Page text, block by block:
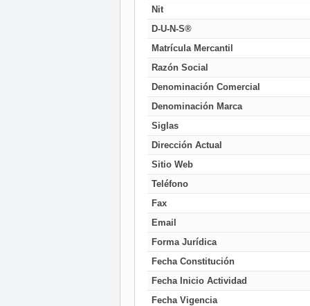
Nit
D-U-N-S®
Matrícula Mercantil
Razón Social
Denominación Comercial
Denominación Marca
Siglas
Dirección Actual
Sitio Web
Teléfono
Fax
Email
Forma Jurídica
Fecha Constitución
Fecha Inicio Actividad
Fecha Vigencia